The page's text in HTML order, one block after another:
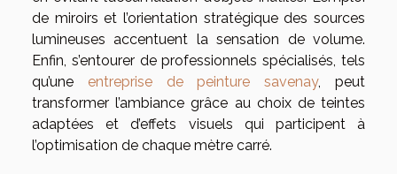
de miroirs et l’orientation stratégique des sources
lumineuses accentuent la sensation de volume.
Enfin, s’entourer de professionnels spécialisés, tels
qu’une entreprise de peinture savenay, peut
transformer l’ambiance grâce au choix de teintes
adaptées et d’effets visuels qui participent à
l’optimisation de chaque mètre carré.